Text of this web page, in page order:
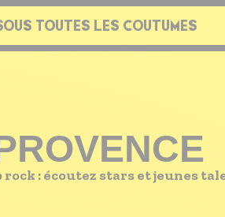
TOUTES LES COUTUMES
: écoutez stars et jeunes